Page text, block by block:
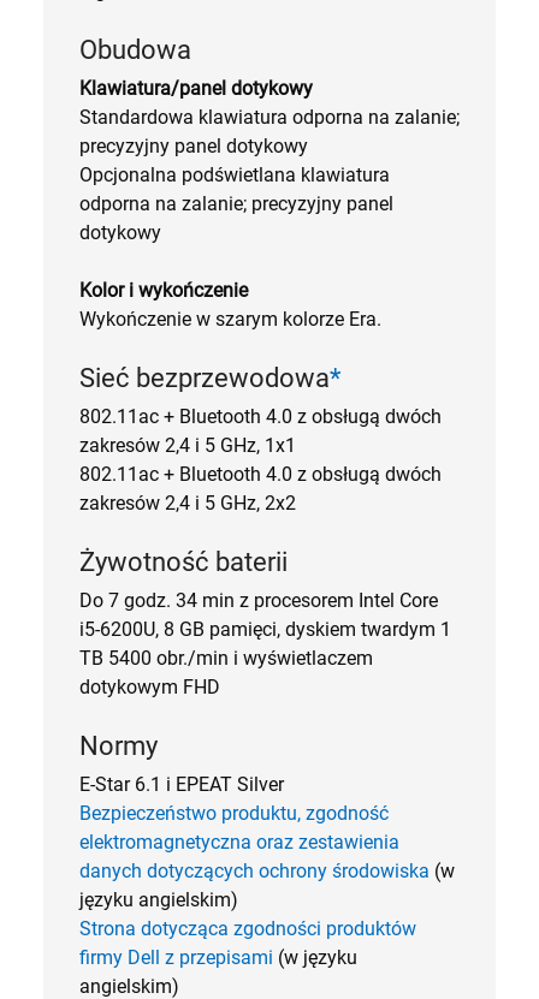
Obudowa
Klawiatura/panel dotykowy
Standardowa klawiatura odporna na zalanie;
precyzyjny panel dotykowy
Opcjonalna podświetlana klawiatura
odporna na zalanie; precyzyjny panel
dotykowy
Kolor i wykończenie
Wykończenie w szarym kolorze Era.
Sieć bezprzewodowa*
802.11ac + Bluetooth 4.0 z obsługą dwóch
zakresów 2,4 i 5 GHz, 1x1
802.11ac + Bluetooth 4.0 z obsługą dwóch
zakresów 2,4 i 5 GHz, 2x2
Żywotność baterii
Do 7 godz. 34 min z procesorem Intel Core
i5-6200U, 8 GB pamięci, dyskiem twardym 1
TB 5400 obr./min i wyświetlaczem
dotykowym FHD
Normy
E-Star 6.1 i EPEAT Silver
Bezpieczeństwo produktu, zgodność
elektromagnetyczna oraz zestawienia
danych dotyczących ochrony środowiska (w
języku angielskim)
Strona dotycząca zgodności produktów
firmy Dell z przepisami (w języku
angielskim)